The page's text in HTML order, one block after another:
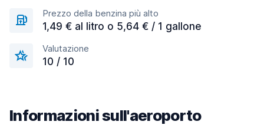
Prezzo della benzina più alto
1,49 € al litro o 5,64 € / 1 gallone
Valutazione
10 / 10
Informazioni sull'aeroporto